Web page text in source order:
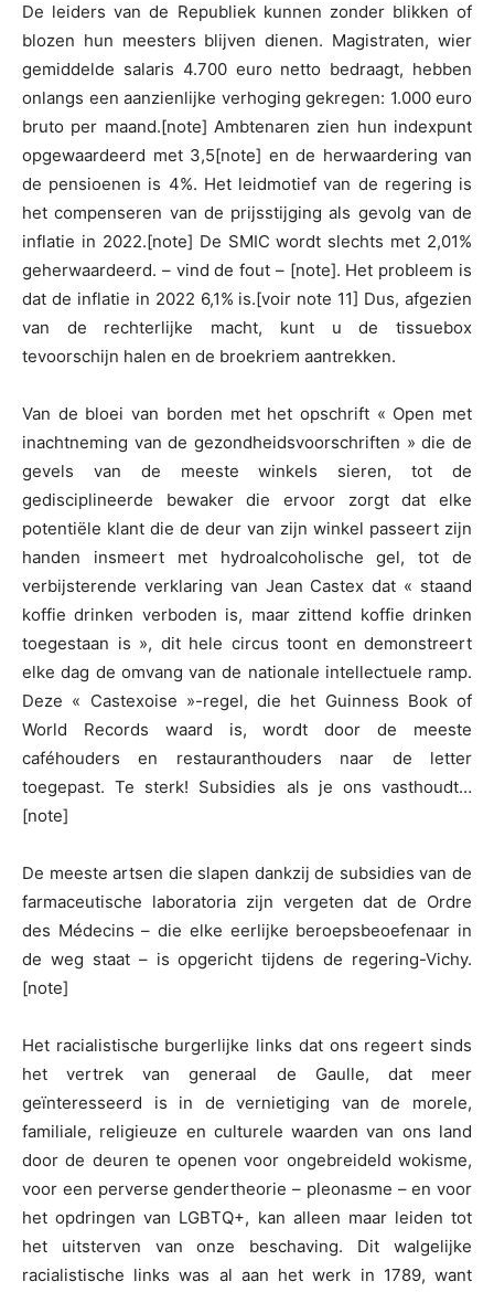
De leiders van de Republiek kunnen zonder blikken of
blozen hun meesters blijven dienen. Magistraten, wier
gemiddelde salaris 4.700 euro netto bedraagt, hebben
onlangs een aanzienlijke verhoging gekregen: 1.000 euro
bruto per maand.[note] Ambtenaren zien hun indexpunt
opgewaardeerd met 3,5[note] en de herwaardering van
de pensioenen is 4%. Het leidmotief van de regering is
het compenseren van de prijsstijging als gevolg van de
inflatie in 2022.[note] De SMIC wordt slechts met 2,01%
geherwaardeerd. – vind de fout – [note]. Het probleem is
dat de inflatie in 2022 6,1% is.[voir note 11] Dus, afgezien
van de rechterlijke macht, kunt u de tissuebox
tevoorschijn halen en de broekriem aantrekken.
Van de bloei van borden met het opschrift « Open met
inachtneming van de gezondheidsvoorschriften » die de
gevels van de meeste winkels sieren, tot de
gedisciplineerde bewaker die ervoor zorgt dat elke
potentiële klant die de deur van zijn winkel passeert zijn
handen insmeert met hydroalcoholische gel, tot de
verbijsterende verklaring van Jean Castex dat « staand
koffie drinken verboden is, maar zittend koffie drinken
toegestaan is », dit hele circus toont en demonstreert
elke dag de omvang van de nationale intellectuele ramp.
Deze « Castexoise »-regel, die het Guinness Book of
World Records waard is, wordt door de meeste
caféhouders en restauranthouders naar de letter
toegepast. Te sterk! Subsidies als je ons vasthoudt…
[note]
De meeste artsen die slapen dankzij de subsidies van de
farmaceutische laboratoria zijn vergeten dat de Ordre
des Médecins – die elke eerlijke beroepsbeoefenaar in
de weg staat – is opgericht tijdens de regering-Vichy.
[note]
Het racialistische burgerlijke links dat ons regeert sinds
het vertrek van generaal de Gaulle, dat meer
geïnteresseerd is in de vernietiging van de morele,
familiale, religieuze en culturele waarden van ons land
door de deuren te openen voor ongebreideld wokisme,
voor een perverse gendertheorie – pleonasme – en voor
het opdringen van LGBTQ+, kan alleen maar leiden tot
het uitsterven van onze beschaving. Dit walgelijke
racialistische links was al aan het werk in 1789, want